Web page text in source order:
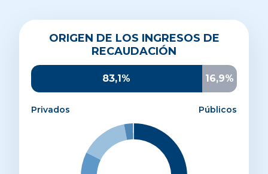
ORIGEN DE LOS INGRESOS DE
RECAUDACIÓN
83,1% 16,9%
Privados Públicos
Origen de los ingresos de recaudación
Socios y donantes
Administración local y autonómica 13,9%
Herencias y legados
20,9%
Otros ingresos privados
8,1%
Parroquias y entidades religiosas
14,6%